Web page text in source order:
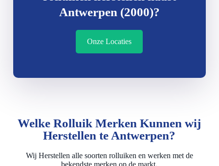
Antwerpen (2000)?
Onze Locaties
Welke Rolluik Merken Kunnen wij
Herstellen te Antwerpen?
Wij Herstellen alle soorten rolluiken en werken met de